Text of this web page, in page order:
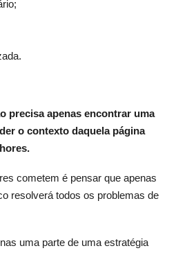
precisa apenas encontrar uma
o contexto daquela página
cometem é pensar que apenas
resolverá todos os problemas de
uma parte de uma estratégia